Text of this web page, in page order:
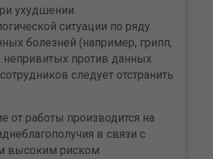
ухудшении
ситуации по ряду
болезней (например, грипп,
непривитых против данных
следует отстранить
от работы производится на
в связи с
высоким риском